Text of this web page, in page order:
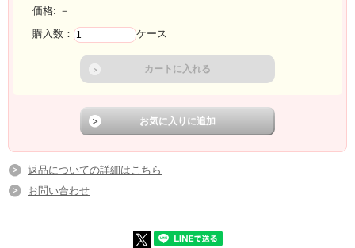
価格: －
購入数：
ケース
返品についての詳細はこちら
お問い合わせ